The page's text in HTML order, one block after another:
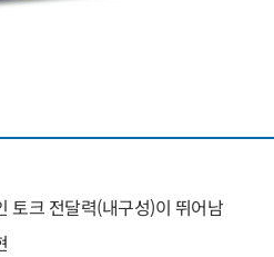
토크 전달력(내구성)이 뛰어남